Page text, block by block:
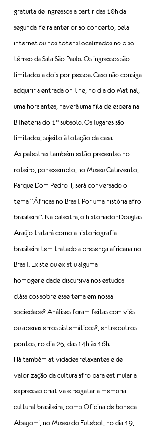
gratuita de ingressos a partir das 10h da
segunda-feira anterior ao concerto, pela
internet ou nos totens localizados no piso
térreo da Sala São Paulo. Os ingressos são
limitados a dois por pessoa. Caso não consiga
adquirir a entrada on-line, no dia do Matinal,
uma hora antes, haverá uma fila de espera na
Bilheteria do 1º subsolo. Os lugares são
limitados, sujeito à lotação da casa.
As palestras também estão presentes no
roteiro, por exemplo, no Museu Catavento,
Parque Dom Pedro II, será conversado o
tema “Áfricas no Brasil. Por uma história afro-
brasileira”. Na palestra, o historiador Douglas
Araújo tratará como a historiografia
brasileira tem tratado a presença africana no
Brasil. Existe ou existiu alguma
homogeneidade discursiva nos estudos
clássicos sobre esse tema em nossa
sociedade? Análises foram feitas com viés
ou apenas erros sistemáticos?, entre outros
pontos, no dia 25, das 14h às 16h.
Há também atividades relaxantes e de
valorização da cultura afro para estimular a
expressão criativa e resgatar a memória
cultural brasileira, como Oficina de boneca
Abayomi, no Museu do Futebol, no dia 19,